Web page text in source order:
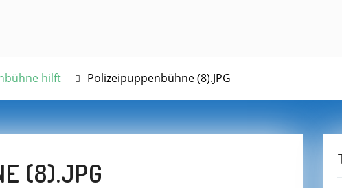
hilft Polizeipuppenbühne (8).JPG
(8).JPG